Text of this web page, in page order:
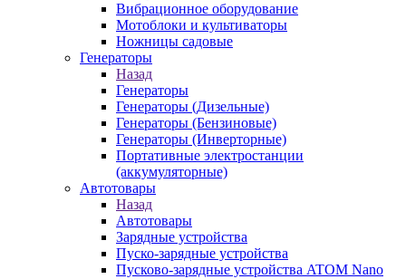
Вибрационное оборудование
Мотоблоки и культиваторы
Ножницы садовые
Генераторы
Назад
Генераторы
Генераторы (Дизельные)
Генераторы (Бензиновые)
Генераторы (Инверторные)
Портативные электростанции
(аккумуляторные)
Автотовары
Назад
Автотовары
Зарядные устройства
Пуско-зарядные устройства
Пусково-зарядные устройства ATOM Nano